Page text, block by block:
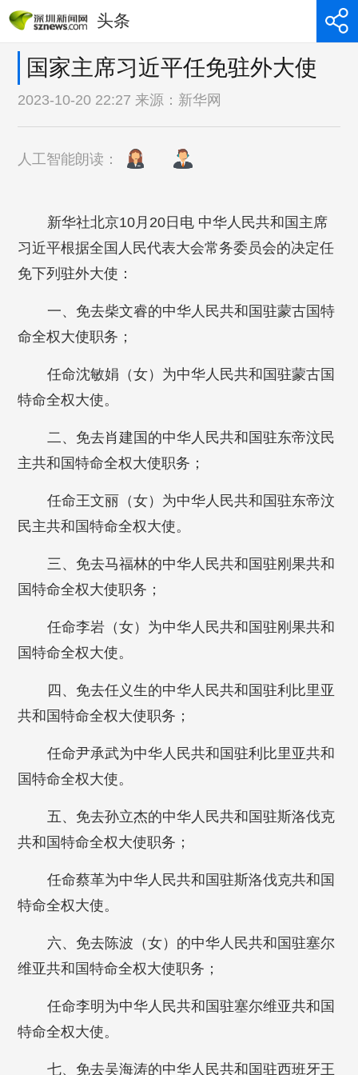
头条
国家主席习近平任免驻外大使
2023-10-20 22:27 来源： 新华网
人工智能朗读：
新华社北京10月20日电 中华人民共和国主席
习近平根据全国人民代表大会常务委员会的决定任
免下列驻外大使：
一、免去柴文睿的中华人民共和国驻蒙古国特
命全权大使职务；
任命沈敏娟（女）为中华人民共和国驻蒙古国
特命全权大使。
二、免去肖建国的中华人民共和国驻东帝汶民
主共和国特命全权大使职务；
任命王文丽（女）为中华人民共和国驻东帝汶
民主共和国特命全权大使。
三、免去马福林的中华人民共和国驻刚果共和
国特命全权大使职务；
任命李岩（女）为中华人民共和国驻刚果共和
国特命全权大使。
四、免去任义生的中华人民共和国驻利比里亚
共和国特命全权大使职务；
任命尹承武为中华人民共和国驻利比里亚共和
国特命全权大使。
五、免去孙立杰的中华人民共和国驻斯洛伐克
共和国特命全权大使职务；
任命蔡革为中华人民共和国驻斯洛伐克共和国
特命全权大使。
六、免去陈波（女）的中华人民共和国驻塞尔
维亚共和国特命全权大使职务；
任命李明为中华人民共和国驻塞尔维亚共和国
特命全权大使。
七、免去吴海涛的中华人民共和国驻西班牙王